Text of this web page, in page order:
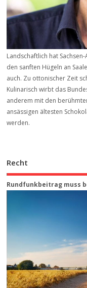
Landschaftlich hat
den sanften Hügeln an
auch. Zu ottonischer Zeit
Kulinarisch wirbt das
anderem mit den
ansässigen ältesten
werden.
Recht
Rundfunkbeitrag muss